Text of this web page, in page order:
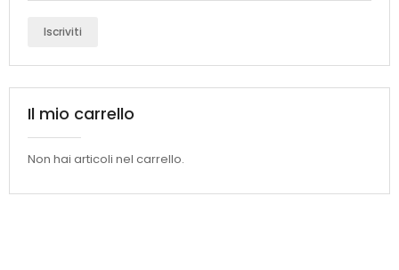
Iscriviti
Il mio carrello
Non hai articoli nel carrello.